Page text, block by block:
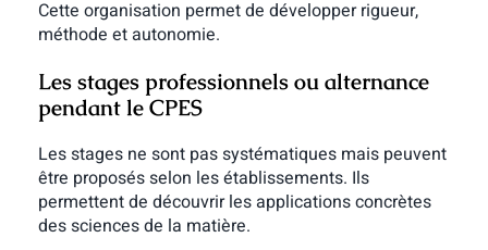
Cette organisation permet de développer rigueur,
méthode et autonomie.
Les stages professionnels ou alternance
pendant le CPES
Les stages ne sont pas systématiques mais peuvent
être proposés selon les établissements. Ils
permettent de découvrir les applications concrètes
des sciences de la matière.